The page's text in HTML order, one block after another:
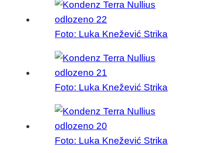
Foto: Luka Knežević Strika
Foto: Luka Knežević Strika
Foto: Luka Knežević Strika